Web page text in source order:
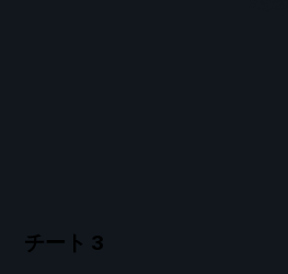
チート 3